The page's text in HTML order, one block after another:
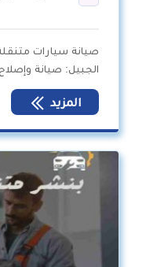
صيانة سيارات
الجبيل: صيانة
المزيد